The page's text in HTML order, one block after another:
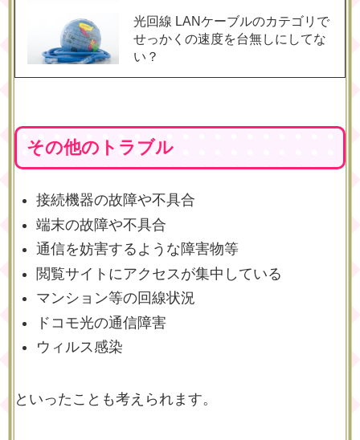
光回線 LANケーブルのカテゴリで
せっかくの速度を台無しにしてな
い？
その他のトラブル
接続機器の故障や不具合
端末の故障や不具合
通信を妨害するような障害物等
閲覧サイトにアクセスが集中している
マンション等の回線状況
ドコモ光の通信障害
ウィルス感染
といったことも考えられます。